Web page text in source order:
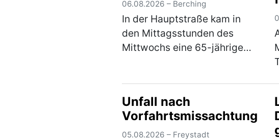
06.08.2026 – Berching
In der Hauptstraße kam in
den Mittagsstunden des
Mittwochs eine 65-jährige
zu und musste mit dem
Rettungswagen ins
Klinikum… (mehr)
Unfall nach
Vorfahrtsmissachtung
05.08.2026 – Freystadt